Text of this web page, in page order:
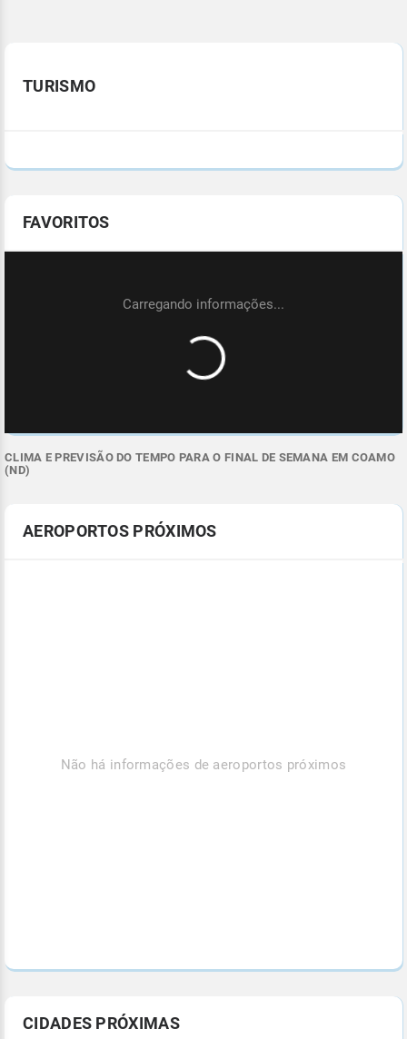
TURISMO
FAVORITOS
CLIMA E PREVISÃO DO TEMPO PARA O FINAL DE SEMANA EM COAMO
(ND)
AEROPORTOS PRÓXIMOS
Não há informações de aeroportos próximos
CIDADES PRÓXIMAS